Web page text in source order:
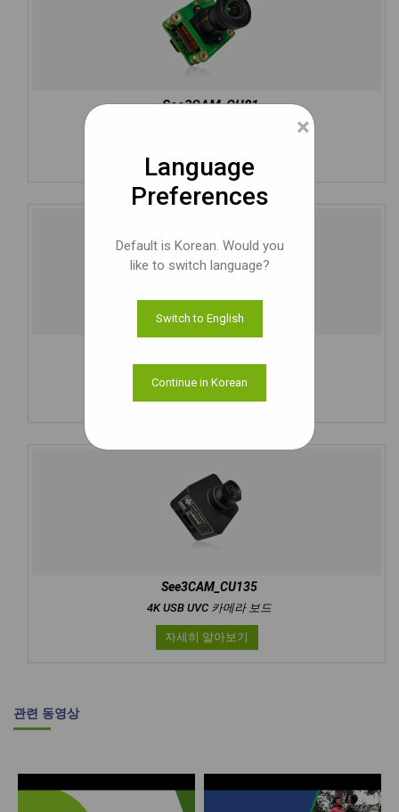
See3CAM_CU81
5MP Sony Pregius IMX264 컬러 카메라
See3CAM_CU135
4K USB UVC 카메라 보드
자세히 알아보기
관련 동영상
×
Language
Preferences
Default is Korean. Would you
like to switch language?
Switch to English
Continue in Korean